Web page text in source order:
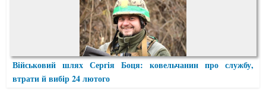
Військовий шлях Сергія Боця: ковельчанин про службу,
втрати й вибір 24 лютого